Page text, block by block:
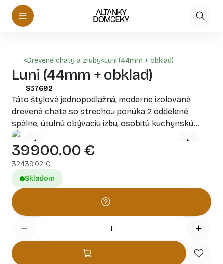
<Drevené chaty a zruby<Luni (44mm + obklad)
Luni (44mm + obklad)
S37692
Táto štýlová jednopodlažná, moderne izolovaná
drevená chata so strechou ponúka 2 oddelené
spálne, útulnú obývaciu izbu, osobitú kuchynskú
zónu a modernú kúpeľňu. Dizajn zahŕňa široké
vstupné dvere, okná po celej výške pre dostatok
prirodzeného svetla a zastrešenú terasu, ktorú je
možné objednať samostatne – ideálne pre vonkajšie
stolovanie alebo tichú relaxáciu v prírode.
39900.00€
32439.02 €
Skladom